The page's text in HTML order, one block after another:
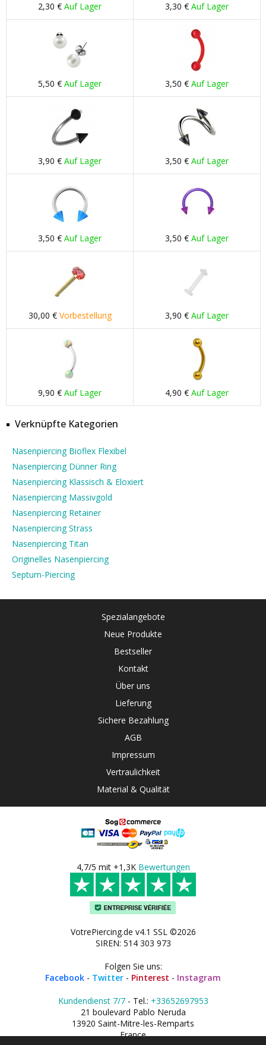
2,30 € Auf Lager 3,30 € Auf Lager
5,50 € Auf Lager 3,50 € Auf Lager
3,90 € Auf Lager 3,50 € Auf Lager
3,50 € Auf Lager 3,50 € Auf Lager
30,00 € Vorbestellung 3,90 € Auf Lager
9,90 € Auf Lager 4,90 € Auf Lager
Verknüpfte Kategorien
Nasenpiercing Bioflex Flexibel
Nasenpiercing Dünner Ring
Nasenpiercing Klassisch & Eloxiert
Nasenpiercing Massivgold
Nasenpiercing Retainer
Nasenpiercing Strass
Nasenpiercing Titan
Originelles Nasenpiercing
Septum-Piercing
Spezialangebote
Neue Produkte
Bestseller
Kontakt
Über uns
Lieferung
Sichere Bezahlung
AGB
Impressum
Vertraulichkeit
Material & Qualität
4,7/5 mit +1,3K Bewertungen
VotrePiercing.de v4.1 SSL ©2026
SIREN: 514 303 973
Folgen Sie uns:
Facebook - Twitter - Pinterest - Instagram
Kundendienst 7/7- Tel.: +33652697953
21 boulevard Pablo Neruda
13920 Saint-Mitre-les-Remparts
France